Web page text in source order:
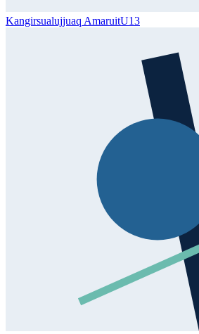
Kangirsualujjuaq AmaruitU13